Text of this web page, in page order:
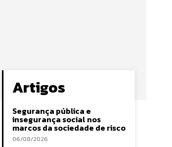
Artigos
Segurança pública e
insegurança social nos
marcos da sociedade de risco
06/08/2026